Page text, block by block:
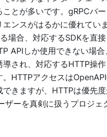
とが多いです。gRPCバ
ンスがはるかに優れてい
場合、対応するSDKを直
APIしか使用できない場合
され、対応するHTTP操
HTTPアクセスは
きますが、HTTPは優先
ザーを真剣に扱うプロジェ